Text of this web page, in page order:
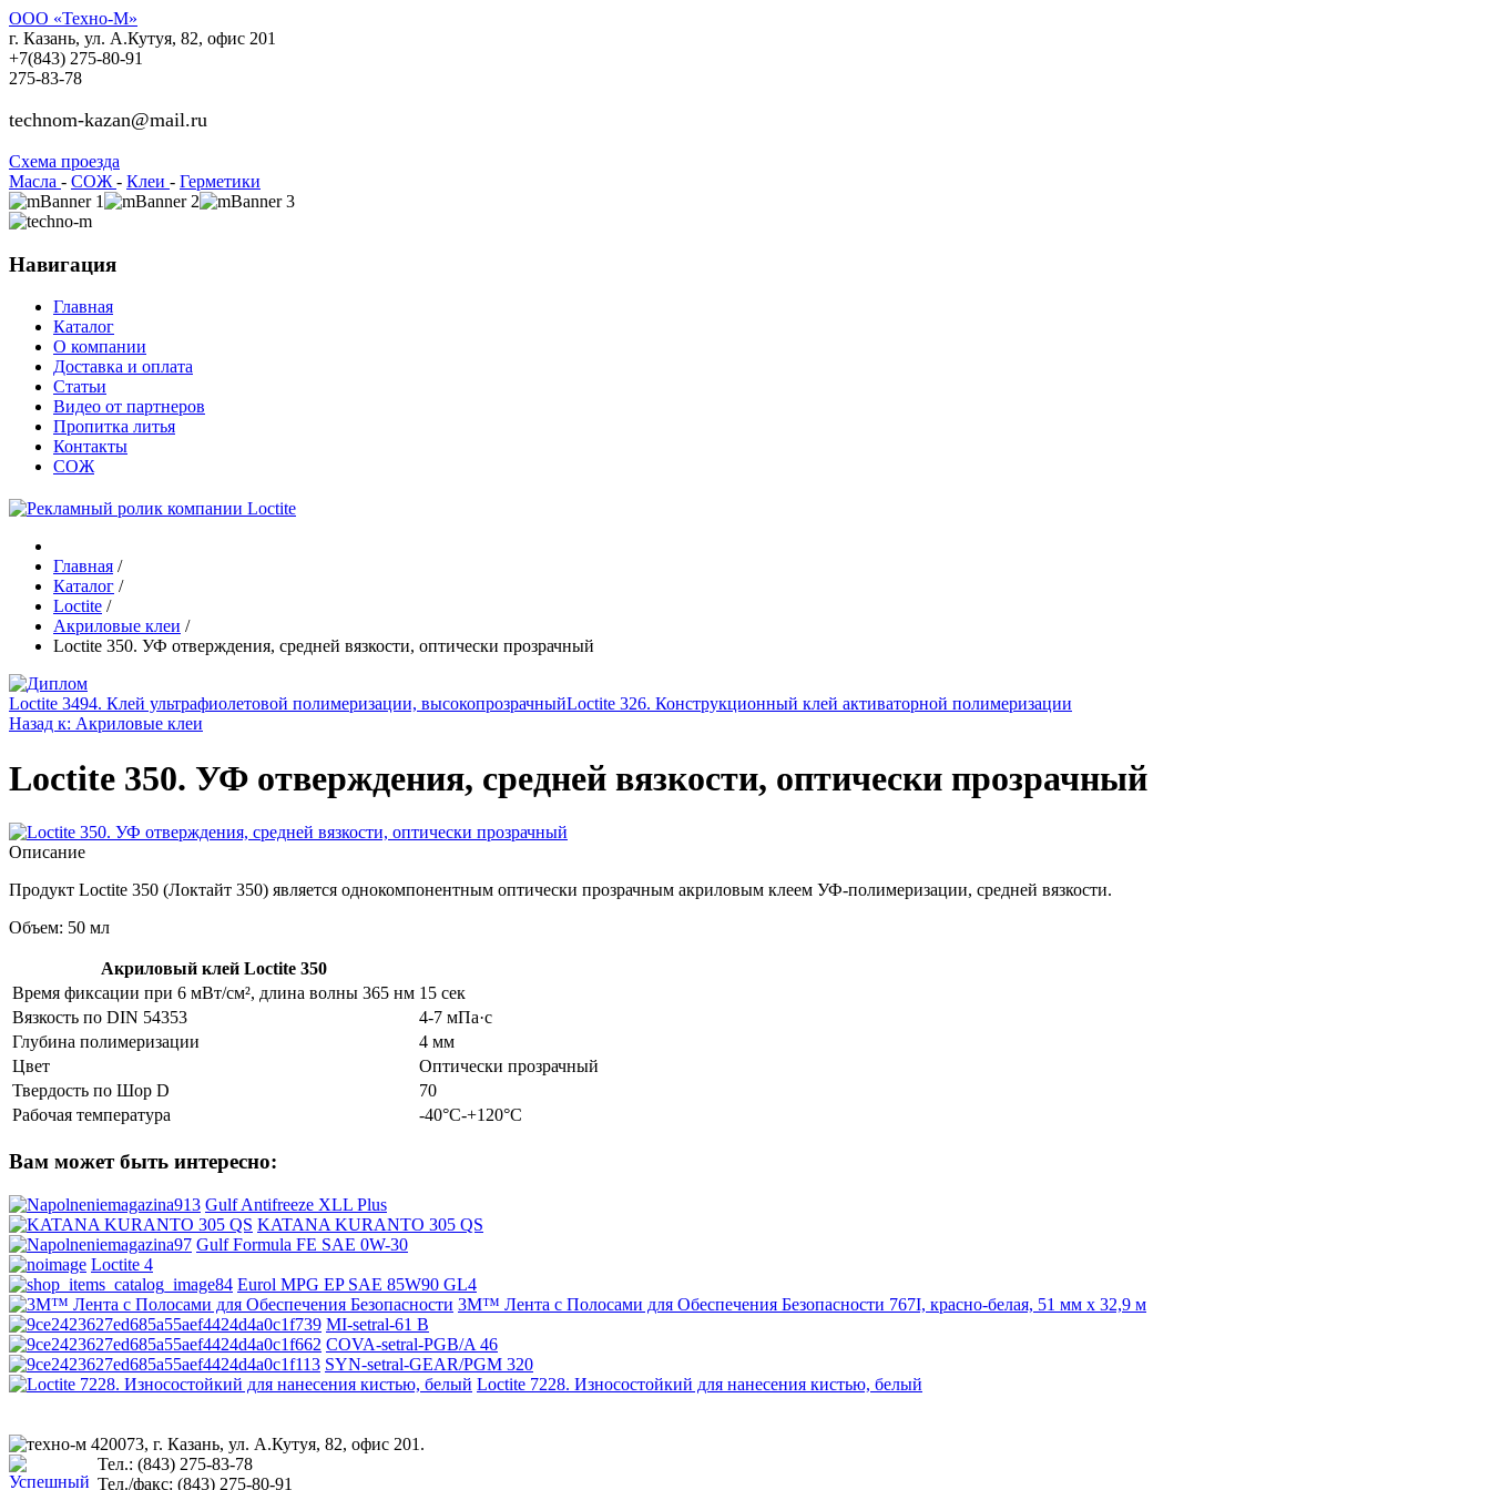
ООО «Техно-М»
г. Казань, ул. А.Кутуя, 82, офис 201
+7(843) 275-80-91
275-83-78
technom-kazan@mail.ru
Cхема проезда
Масла - СОЖ - Клеи - Герметики
Навигация
Главная
Каталог
О компании
Доставка и оплата
Статьи
Видео от партнеров
Пропитка литья
Контакты
СОЖ
Главная /
Каталог /
Loctite /
Акриловые клеи /
Loctite 350. УФ отверждения, средней вязкости, оптически прозрачный
Loctite 3494. Клей ультрафиолетовой полимеризации, высокопрозрачныйLoctite 326. Конструкционный клей активаторной полимеризации
Назад к: Акриловые клеи
Loctite 350. УФ отверждения, средней вязкости, оптически прозрачный
Описание
Продукт Loctite 350 (Локтайт 350) является однокомпонентным оптически прозрачным акриловым клеем УФ-полимеризации, средней вязкости.
Объем: 50 мл
Акриловый клей Loctite 350
Время фиксации при 6 мВт/см², длина волны 365 нм 15 сек
Вязкость по DIN 54353
4-7 мПа·с
Глубина полимеризации
4 мм
Цвет
Оптически прозрачный
Твердость по Шор D
70
Рабочая температура
-40°С-+120°С
Вам может быть интересно:
Gulf Antifreeze XLL Plus
KATANA KURANTO 305 QS
Gulf Formula FE SAE 0W-30
Loctite 4
Eurol MPG EP SAE 85W90 GL4
3M™ Лента с Полосами для Обеспечения Безопасности 767I, красно-белая, 51 мм х 32,9 м
MI-setral-61 B
COVA-setral-PGB/A 46
SYN-setral-GEAR/PGM 320
Loctite 7228. Износостойкий для нанесения кистью, белый
420073, г. Казань, ул. А.Кутуя, 82, офис 201.
Тел.: (843) 275-83-78
Тел./факс: (843) 275-80-91